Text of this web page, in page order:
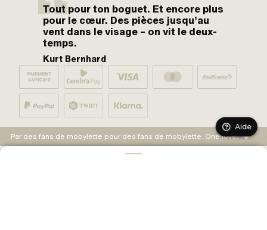
Tout pour ton boguet. Et encore plus
pour le cœur. Des pièces jusqu’au
vent dans le visage – on vit le deux-
temps.
Kurt Bernhard
Par des fans de mobylette pour des fans de mobylette. One love.
Aide